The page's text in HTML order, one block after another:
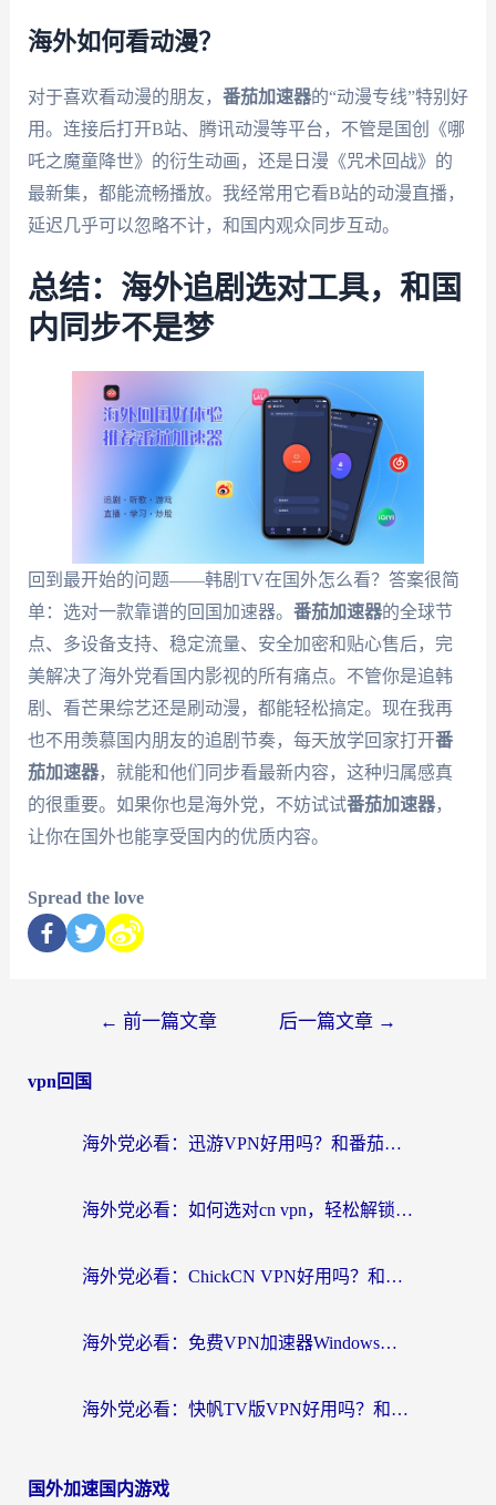
海外如何看动漫？
对于喜欢看动漫的朋友， 番茄加速器的“动漫专线”特别好
用。连接后打开B站、腾讯动漫等平台，不管是国创《哪
吒之魔童降世》的衍生动画，还是日漫《咒术回战》的
最新集，都能流畅播放。我经常用它看B站的动漫直播，
延迟几乎可以忽略不计，和国内观众同步互动。
总结：海外追剧选对工具，和国
内同步不是梦
回到最开始的问题——韩剧TV在国外怎么看？答案很简
单：选对一款靠谱的回国加速器。 番茄加速器的全球节
点、多设备支持、稳定流量、安全加密和贴心售后，完
美解决了海外党看国内影视的所有痛点。不管你是追韩
剧、看芒果综艺还是刷动漫，都能轻松搞定。现在我再
也不用羡慕国内朋友的追剧节奏，每天放学回家打开番
茄加速器，就能和他们同步看最新内容，这种归属感真
的很重要。如果你也是海外党，不妨试试番茄加速器，
让你在国外也能享受国内的优质内容。
Spread the love
← 前一篇文章 后一篇文章 →
vpn回国
海外党必看：迅游VPN好用吗？和番茄加速器VPN对比哪个回国效果更好？
海外党必看：如何选对cn vpn，轻松解锁国内影音游戏？
海外党必看：ChickCN VPN好用吗？和星河VPN对比哪个回国效果更好？附真实体验+避坑指南
海外党必看：免费VPN加速器Windows版怎么选？附真实测评与无缝访问国内资源指南
海外党必看：快帆TV版VPN好用吗？和hi龟龟VPN对比哪个回国效果更好？附免费加速器选择指南
国外加速国内游戏